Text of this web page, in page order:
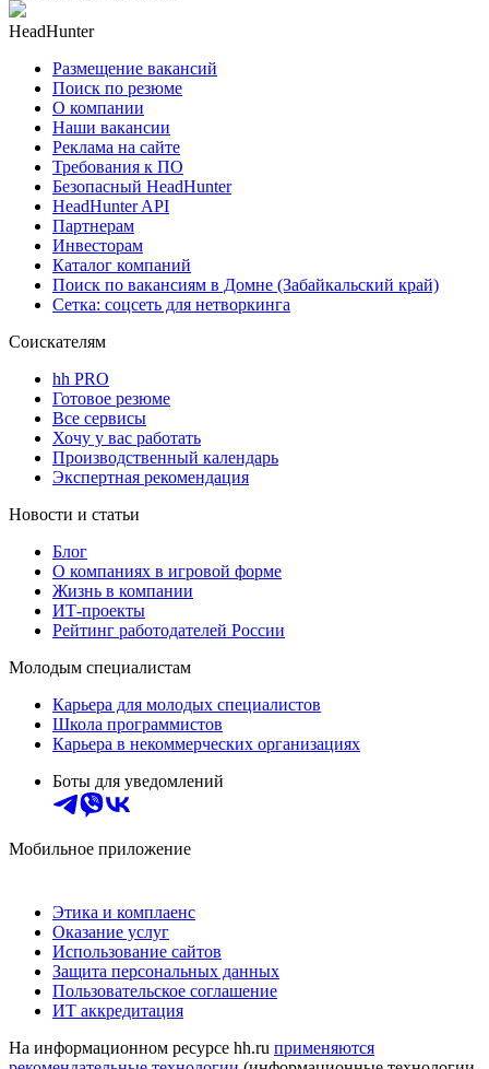
HeadHunter
Размещение вакансий
Поиск по резюме
О компании
Наши вакансии
Реклама на сайте
Требования к ПО
Безопасный HeadHunter
HeadHunter API
Партнерам
Инвесторам
Каталог компаний
Поиск по вакансиям в Домне (Забайкальский край)
Сетка: соцсеть для нетворкинга
Соискателям
hh PRO
Готовое резюме
Все сервисы
Хочу у вас работать
Производственный календарь
Экспертная рекомендация
Новости и статьи
Блог
О компаниях в игровой форме
Жизнь в компании
ИТ-проекты
Рейтинг работодателей России
Молодым специалистам
Карьера для молодых специалистов
Школа программистов
Карьера в некоммерческих организациях
Боты для уведомлений
Мобильное приложение
Этика и комплаенс
Оказание услуг
Использование сайтов
Защита персональных данных
Пользовательское соглашение
ИТ аккредитация
На информационном ресурсе hh.ru применяются